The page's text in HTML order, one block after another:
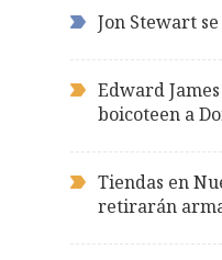
Jon Stewart
Edward
boicoteen a
Tiendas en
retirarán